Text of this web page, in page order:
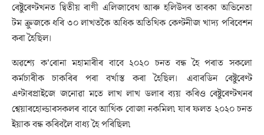
ৰেষ্টুৰেণ্টখনত দ্বিতীয় ৰাণী এলিজাবেথ আৰু হলিউদৰ তাৰকা অভিনেতা
টম ক্ৰুজকে ধৰি ৩০ লাখতকৈ অধিক অতিথিক কেণ্টনীজ খাদ্য পৰিবেশন
কৰা হৈছিল।
অৱশ্যে ক’ৰোনা মহামাৰীৰ বাবে ২০২০ চনত বন্ধ হৈ পৰাত সকলো
কৰ্মচাৰীক চাকৰিৰ পৰা বৰ্খাস্ত কৰা হৈছিল। এবাৰডিন ৰেষ্টুৰেণ্ট
এণ্টাৰপ্ৰাইজে জনোৱা মতে লাখ লাখ ডলাৰ ব্যয় কৰিও ৰেষ্টুৰেণ্টখনৰ
শ্বেয়াৰহোল্ডাৰসকলৰ বাবে আৰ্থিক বোজা নকমিল৷ যাৰ ফলত ২০২০ চনত
ইয়াক বন্ধ কৰিবলৈ বাধ্য হৈ পৰিছিল৷